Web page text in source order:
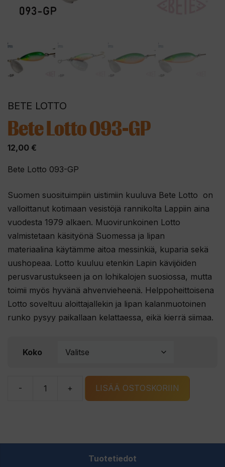
BETE LOTTO
Bete Lotto 093-GP
12,00 €
Bete Lotto 093-GP
Suomen suosituimpiin uistimiin kuuluva Bete Lotto on
valloittanut kotimaan vesistöjä rannikolta Lappiin aina
vuodesta 1979 alkaen. Muovirunkoinen Lotto
valmistetaan käsityönä Suomessa ja lipan
materiaalina käytämme aitoa messinkiä, kuparia sekä
uushopeaa. Lotto kuuluu etenkin Lapin kävijöiden
perusvarustukseen ja on lohikalojen suosiossa, mutta
toimii myös hyvänä ahvenvieheenä. Helppoheittoisena
Lotto soveltuu aloittajallekin ja lipan kalanmuotoinen
runko pysyy paikallaan kelattaessa, eikä kierrä siimaa.
Koko
-
Bete
+ LISÄÄ OSTOSKORIIN
Tuotetiedot